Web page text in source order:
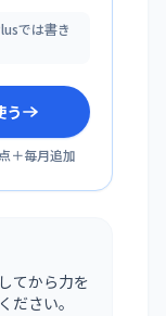
では書き
う
点＋毎月追加
てから力を
ださい。